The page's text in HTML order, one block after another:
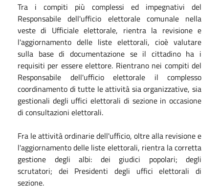
Tra i compiti più complessi ed impegnativi del
Responsabile dell'ufficio elettorale comunale nella
veste di Ufficiale elettorale, rientra la revisione e
l'aggiornamento delle liste elettorali, cioè valutare
sulla base di documentazione se il cittadino ha i
requisiti per essere elettore. Rientrano nei compiti del
Responsabile dell'ufficio elettorale il complesso
coordinamento di tutte le attività sia organizzative, sia
gestionali degli uffici elettorali di sezione in occasione
di consultazioni elettorali.
Fra le attività ordinarie dell'ufficio, oltre alla revisione e
l'aggiornamento delle liste elettorali, rientra la corretta
gestione degli albi: dei giudici popolari; degli
scrutatori; dei Presidenti degli uffici elettorali di
sezione.